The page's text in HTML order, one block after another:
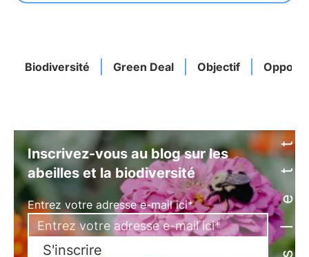
Biodiversité Green Deal Objectif
Inscrivez-vous au blog sur les
abeilles et la biodiversité
Entrez votre adresse e-mail ici*
S'inscrire